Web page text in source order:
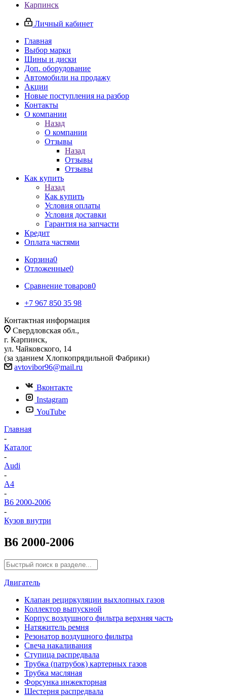
Карпинск
Личный кабинет
Главная
Выбор марки
Шины и диски
Доп. оборудование
Автомобили на продажу
Акции
Новые поступления на разбор
Контакты
О компании
Назад
О компании
Отзывы
Назад
Отзывы
Отзывы
Как купить
Назад
Как купить
Условия оплаты
Условия доставки
Гарантия на запчасти
Кредит
Оплата частями
Корзина0
Отложенные0
Сравнение товаров0
+7 967 850 35 98
Контактная информация
Свердловская обл.,
г. Карпинск,
ул. Чайковского, 14
(за зданием Хлопкопрядильной Фабрики)
avtovibor96@mail.ru
Вконтакте
Instagram
YouTube
Главная
-
Каталог
-
Audi
-
A4
-
B6 2000-2006
-
Кузов внутри
B6 2000-2006
Двигатель
Клапан рециркуляции выхлопных газов
Коллектор выпускной
Корпус воздушного фильтра верхняя часть
Натяжитель ремня
Резонатор воздушного фильтра
Свеча накаливания
Ступица распредвала
Трубка (патрубок) картерных газов
Трубка масляная
Форсунка инжекторная
Шестерня распредвала